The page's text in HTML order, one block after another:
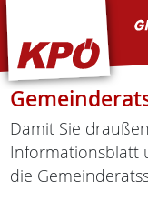
Damit Sie
Informationsblatt
die